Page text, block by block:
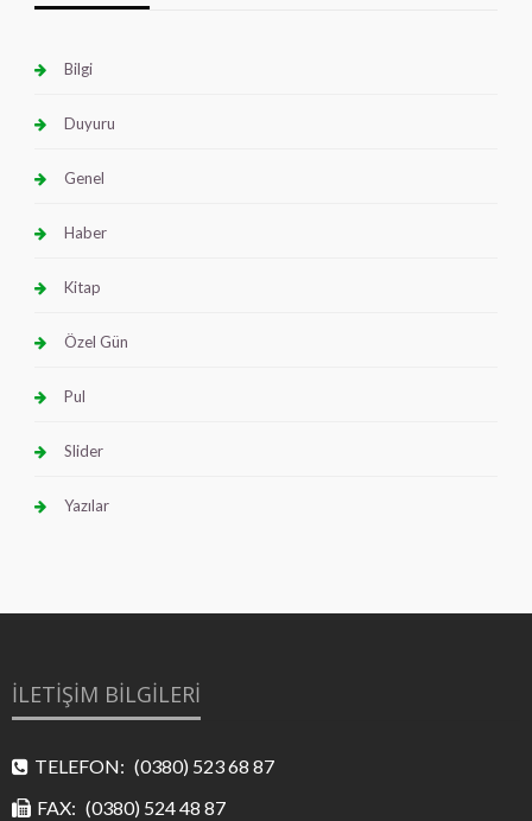
Bilgi
Duyuru
Genel
Haber
Kitap
Özel Gün
Pul
Slider
Yazılar
İLETİŞİM BİLGİLERİ
TELEFON: (0380) 523 68 87
FAX: (0380) 524 48 87